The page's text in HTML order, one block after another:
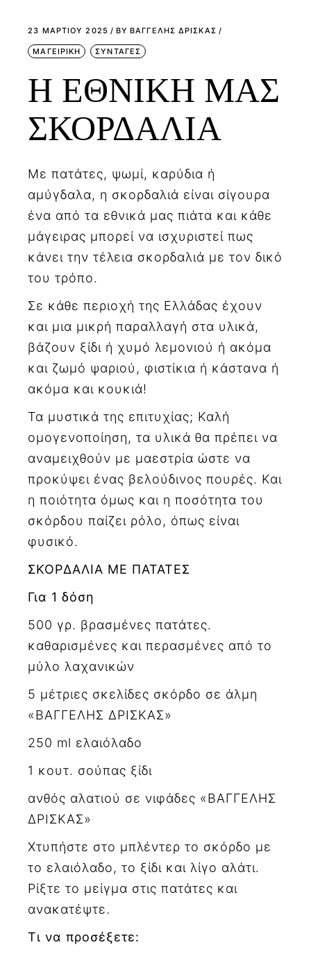
23 ΜΑΡΤΊΟΥ 2025 BY ΒΑΓΓΕΛΗΣ ΔΡΙΣΚΑΣ
ΜΑΓΕΙΡΙΚΗ ΣΥΝΤΑΓΕΣ
Η ΕΘΝΙΚΗ ΜΑΣ
ΣΚΟΡΔΑΛΙΑ
Με πατάτες, ψωμί, καρύδια ή
αμύγδαλα, η σκορδαλιά είναι σίγουρα
ένα από τα εθνικά μας πιάτα και κάθε
μάγειρας μπορεί να ισχυριστεί πως
κάνει την τέλεια σκορδαλιά με τον δικό
του τρόπο.
Σε κάθε περιοχή της Ελλάδας έχουν
και μια μικρή παραλλαγή στα υλικά,
βάζουν ξίδι ή χυμό λεμονιού ή ακόμα
και ζωμό ψαριού, φιστίκια ή κάστανα ή
ακόμα και κουκιά!
Τα μυστικά της επιτυχίας; Καλή
ομογενοποίηση, τα υλικά θα πρέπει να
αναμειχθούν με μαεστρία ώστε να
προκύψει ένας βελούδινος πουρές. Και
η ποιότητα όμως και η ποσότητα του
σκόρδου παίζει ρόλο, όπως είναι
φυσικό.
ΣΚΟΡΔΑΛΙΑ ΜΕ ΠΑΤΑΤΕΣ
Για 1 δόση
500 γρ. βρασμένες πατάτες.
καθαρισμένες και περασμένες από το
μύλο λαχανικών
5 μέτριες σκελίδες σκόρδο σε άλμη
«ΒΑΓΓΕΛΗΣ ΔΡΙΣΚΑΣ»
250 ml ελαιόλαδο
1 κουτ. σούπας ξίδι
ανθός αλατιού σε νιφάδες «ΒΑΓΓΕΛΗΣ
ΔΡΙΣΚΑΣ»
Χτυπήστε στο μπλέντερ το σκόρδο με
το ελαιόλαδο, το ξίδι και λίγο αλάτι.
Ρίξτε το μείγμα στις πατάτες και
ανακατέψτε.
Τι να προσέξετε: